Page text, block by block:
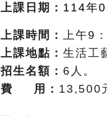
上課日期： 114年
上課時間： 上午9
上課地點： 生活工
招生名額： 6人。
費 用： 13,500